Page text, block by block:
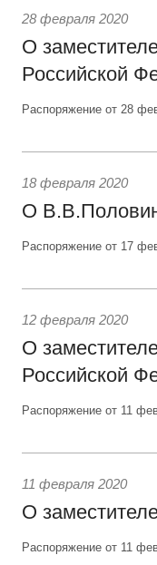
28 февраля 2020
О
Российской
Распоряжение от 28
18 февраля 2020
О
Распоряжение от 17
12 февраля 2020
О
Российской
Распоряжение от 11
11 февраля 2020
О
Распоряжение от 11